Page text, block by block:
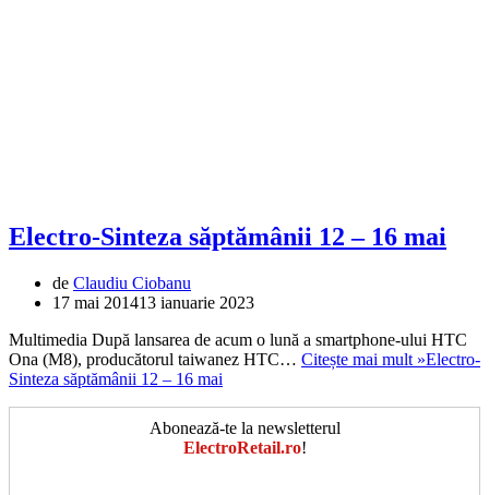
Electro-Sinteza săptămânii 12 – 16 mai
de Claudiu Ciobanu
17 mai 201413 ianuarie 2023
Multimedia După lansarea de acum o lună a smartphone-ului HTC
Ona (M8), producătorul taiwanez HTC… Citește mai mult »Electro-
Sinteza săptămânii 12 – 16 mai
Abonează-te la newsletterul
ElectroRetail.ro!